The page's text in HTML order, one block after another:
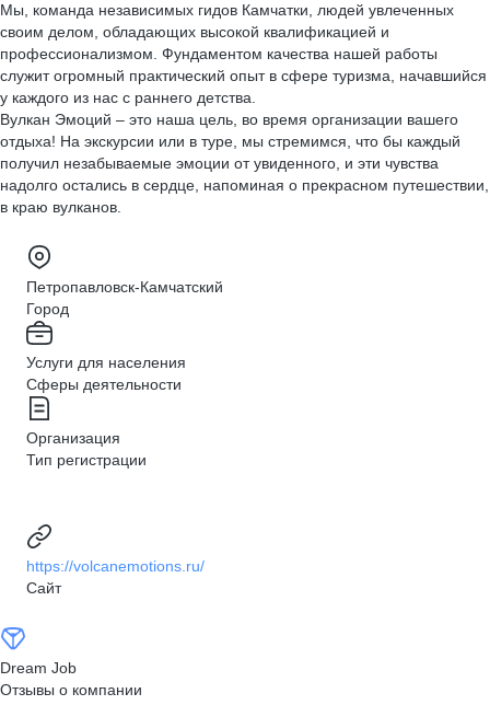
Мы, команда независимых гидов Камчатки, людей увлеченных
своим делом, обладающих высокой квалификацией и
профессионализмом. Фундаментом качества нашей работы
служит огромный практический опыт в сфере туризма, начавшийся
у каждого из нас с раннего детства.
Вулкан Эмоций – это наша цель, во время организации вашего
отдыха! На экскурсии или в туре, мы стремимся, что бы каждый
получил незабываемые эмоции от увиденного, и эти чувства
надолго остались в сердце, напоминая о прекрасном путешествии,
в краю вулканов.
Петропавловск-Камчатский
Город
Услуги для населения
Сферы деятельности
Организация
Тип регистрации
https://volcanemotions.ru/
Сайт
Dream Job
Отзывы о компании